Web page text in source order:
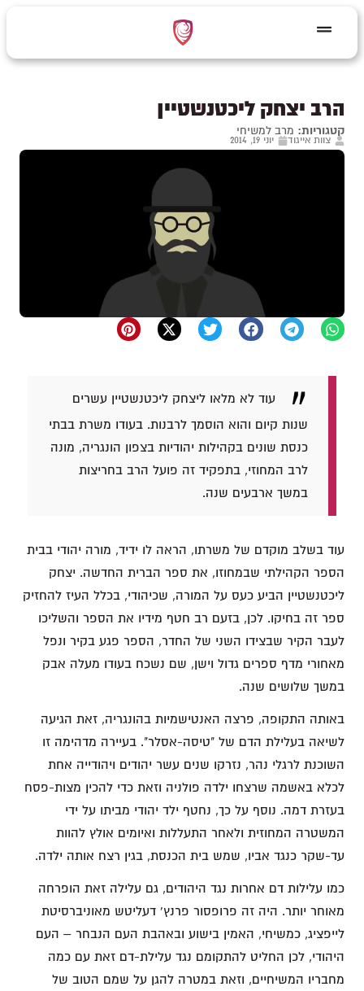
הרב יצחק ליכטנשטיין
קטגוריות: מרב למשיחי
צוות אייגוד יוני 19, 2014
עוד לא מלאו ליצחק ליכטנשטיין עשרים
שנות קיום והוא הוסמך לרבנות. בעודו משרת בבתי
כנסת שונים בקהילות יהודיות בצפון הונגריה, מונה
לרב המחוזי, בתפקיד זה פועל הרב בחריצות
במשך ארבעים שנה.
עוד בשלב מוקדם של משרתו, הראה לו ידיד, מורה יהודי בבית
הספר הקהילתי שבמחוזו, את ספר הברית החדשה. יצחק
ליכטנשטיין הביע כעס על המורה, שכיהודי, בכלל העיז להחזיק
ספר זה בחיקו. לכן, בזעם רב חטף מידיו את הספר והשליכו
לעבר הקיר שבצידו השני של החדר, הספר פגע בקיר ונפל
מאחורי מדף ספרים גדול וישן, שם נשכח בעודו מעלה אבק
במשך שלושים שנה.
באותה התקופה, פרצה האנטישמיות בהונגריה, זאת הגיעה
לשיאה בעלילת הדם של "טיסה-אסלר". בעיירה מדהימה זו
השוכנת לרגלי נהר, נזרקו שנים עשר יהודים ויהודייה אחת
לכלא באשמה שרצחו ילדה פולניה וזאת כדי להכין מצות-פסח
בעזרת דמה. נוסף על כך, נחטף ילד יהודי מביתו על ידי
המשטרה המחוזית ולאחר התעללות ואיומים אולץ להוות
עד-שקר כנגד אביו, שמש בית הכנסת, בגין רצח אותה ילדה.
כמו עלילות דם אחרות נגד היהודים, גם עלילה זאת הופרחה
מאוחר יותר. היה זה פרופסור פרנץ' דעליטש מאוניברסיטת
לייפציג, כמשיחי, האמין בישוע ובאהבת העם הנבחר – העם
היהודי, לכן החליט להתקומם נגד עלילת-דם זאת עם כמה
מחבריו המשיחיים, וזאת במטרה להגן על שמם הטוב של